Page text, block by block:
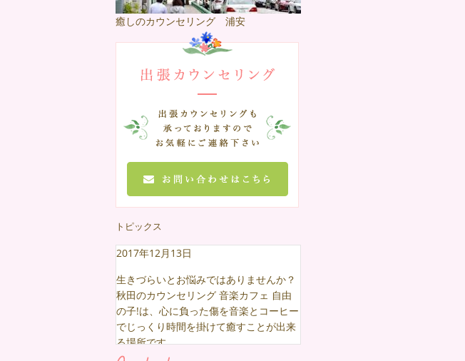
癒しのカウンセリング 浦安
トピックス
2017年12月13日
生きづらいとお悩みではありませんか？
秋田のカウンセリング 音楽カフェ 自由
の子!は、心に負った傷を音楽とコーヒー
でじっくり時間を掛けて癒すことが出来
る場所です。